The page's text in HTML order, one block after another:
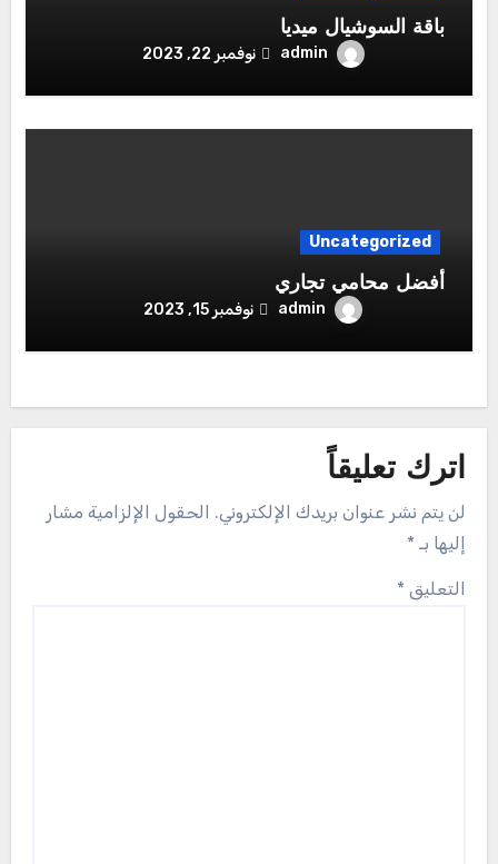
باقة السوشيال ميديا
admin نوفمبر 22, 2023
Uncategorized
أفضل محامي تجاري
admin نوفمبر 15, 2023
اترك تعليقاً
لن يتم نشر عنوان بريدك الإلكتروني. الحقول الإلزامية مشار
إليها بـ *
التعليق *